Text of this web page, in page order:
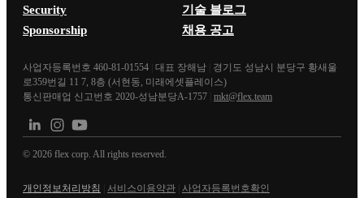
Security
Sponsorship
기술 블로그
채용 공고
사업자등록번호 460-81-01554 대표 장해남
경기도 성남시 분당구 황새울
로359번길 11 7, 8층 (서현동, 미래에셋플레이스)
통신판매업 신고번호 2020-성남분당A-1757 mkt@flex.team
© 2026 flex corp. All rights reserved.
개인정보처리방침 서비스이용약관 사업자등록번호확인